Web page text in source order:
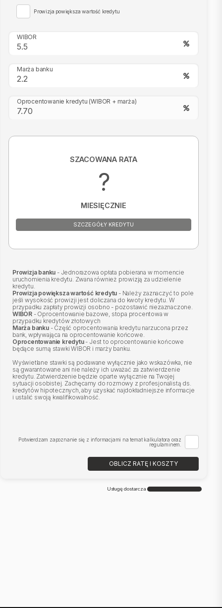
Prowizja powiększa wartość kredytu
WIBOR
Marża banku
Oprocentowanie kredytu (WIBOR + marża)
SZACOWANA RATA
?
MIESIĘCZNIE
SZCZEGÓŁY KREDYTU
Prowizja banku - Jednorazowa opłata pobierana w momencie
uruchomienia kredytu. Zwana również prowizją za udzielenie
kredytu.
Prowizja powiększa wartość kredytu - Należy zaznaczyć to pole
jeśli wysokość prowizji jest doliczana do kwoty kredytu. W
przypadku zapłaty prowizji osobno - pozostawić niezaznaczone.
WIBOR - Oprocentowanie bazowe, stopa procentowa w
przypadku kredytów złotowych
Marża banku- Część oprocentowania kredytu narzucona przez
bank, wpływająca na oprocentowanie końcowe.
Oprocentowanie kredytu- Jest to oprocentowanie końcowe
będące sumą stawki WIBOR i marży banku.
Wyświetlane stawki są podawane wyłącznie jako wskazówka, nie
są gwarantowane ani nie należy ich uważać za zatwierdzenie
kredytu. Zatwierdzenie będzie oparte wyłącznie na Twojej
sytuacji osobistej. Zachęcamy do rozmowy z profesjonalistą ds.
kredytów hipotecznych, aby uzyskać najdokładniejsze informacje
i ustalić swoją kwalifikowalność.
Potwierdzam zapoznanie się z informacjami na temat kalkulatora oraz
regulaminem.
OBLICZ RATĘ I KOSZTY
Usługę dostarcza